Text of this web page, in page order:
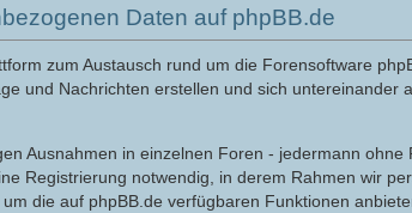
Daten auf phpBB.de
zum Austausch rund um die Forensoftware
und Nachrichten erstellen und sich
Ausnahmen in einzelnen Foren - jedermann
Registrierung notwendig, in derem Rahmen wir
die auf phpBB.de verfügbaren Funktionen